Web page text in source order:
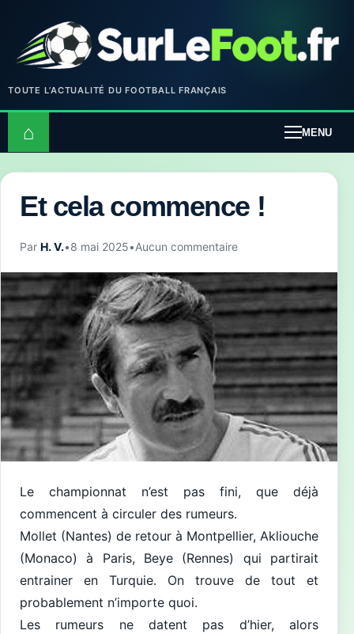
TOUTE L’ACTUALITÉ DU FOOTBALL FRANÇAIS
⌂ MENU
Et cela commence !
Par H. V.•8 mai 2025•Aucun commentaire
Le championnat n’est pas fini, que déjà
commencent à circuler des rumeurs.
Mollet (Nantes) de retour à Montpellier, Akliouche
(Monaco) à Paris, Beye (Rennes) qui partirait
entrainer en Turquie. On trouve de tout et
probablement n’importe quoi.
Les rumeurs ne datent pas d’hier, alors